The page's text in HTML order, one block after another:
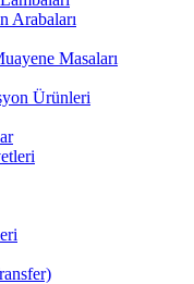
Arabaları
Masaları
Ürünleri